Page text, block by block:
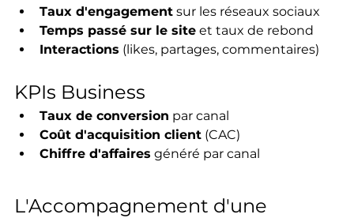
Taux d'engagement sur les réseaux sociaux
Temps passé sur le site et taux de rebond
Interactions (likes, partages, commentaires)
KPIs Business
Taux de conversion par canal
Coût d'acquisition client (CAC)
Chiffre d'affaires généré par canal
L'Accompagnement d'une